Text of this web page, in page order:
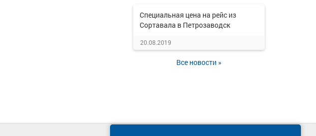
Специальная цена на рейс из
Сортавала в Петрозаводск
20.08.2019
Все новости »